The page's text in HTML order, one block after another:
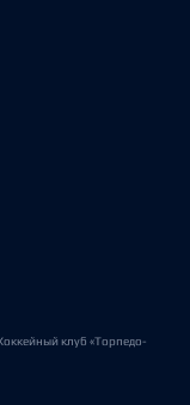
клуб «Торпедо-